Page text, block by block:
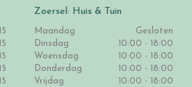
Zoersel: Huis & Tuin
Maandag
Gesloten
Dinsdag
10:00 - 18:00
Woensdag
10:00 - 18:00
Donderdag
10:00 - 18:00
Vrijdag
10:00 - 18:00